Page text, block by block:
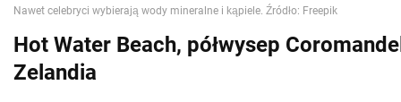
Hot Water Beach, półwysep
Zelandia